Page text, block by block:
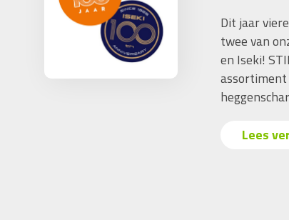
Dit jaar
twee van
en Iseki!
Lees